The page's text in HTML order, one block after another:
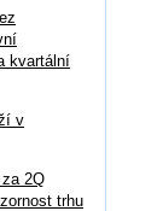
kvartální
v
2Q
trhu